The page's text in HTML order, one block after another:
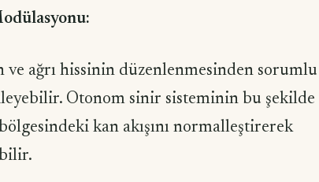
ve ağrı hissinin düzenlenmesinden sorumlu
Otonom sinir sisteminin bu şekilde
kan akışını normalleştirerek